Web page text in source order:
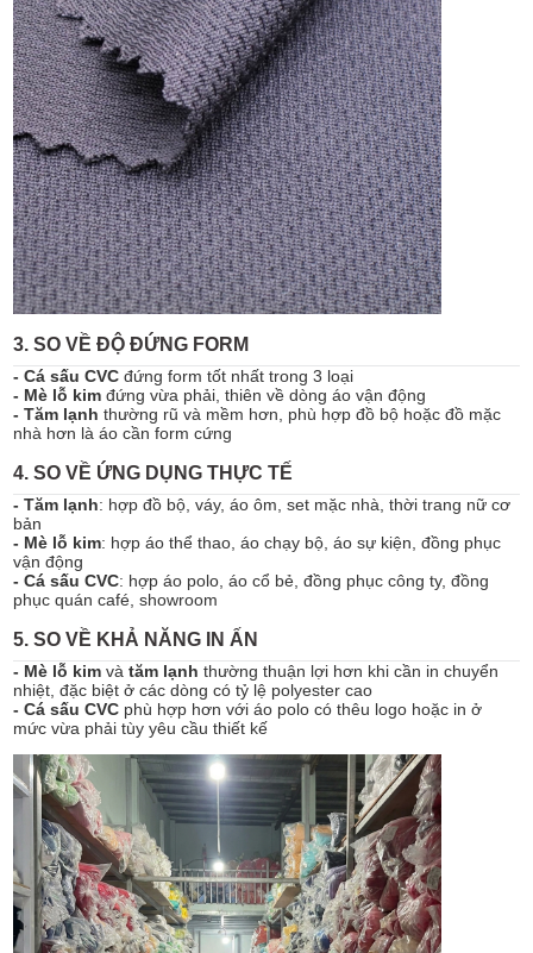
3. SO VỀ ĐỘ ĐỨNG FORM
- Cá sấu CVC đứng form tốt nhất trong 3 loại
- Mè lỗ kim đứng vừa phải, thiên về dòng áo vận động
- Tăm lạnh thường rũ và mềm hơn, phù hợp đồ bộ hoặc đồ mặc
nhà hơn là áo cần form cứng
4. SO VỀ ỨNG DỤNG THỰC TẾ
- Tăm lạnh: hợp đồ bộ, váy, áo ôm, set mặc nhà, thời trang nữ cơ
bản
- Mè lỗ kim: hợp áo thể thao, áo chạy bộ, áo sự kiện, đồng phục
vận động
- Cá sấu CVC: hợp áo polo, áo cổ bẻ, đồng phục công ty, đồng
phục quán café, showroom
5. SO VỀ KHẢ NĂNG IN ẤN
- Mè lỗ kim vàtăm lạnh thường thuận lợi hơn khi cần in chuyển
nhiệt, đặc biệt ở các dòng có tỷ lệ polyester cao
- Cá sấu CVC phù hợp hơn với áo polo có thêu logo hoặc in ở
mức vừa phải tùy yêu cầu thiết kế